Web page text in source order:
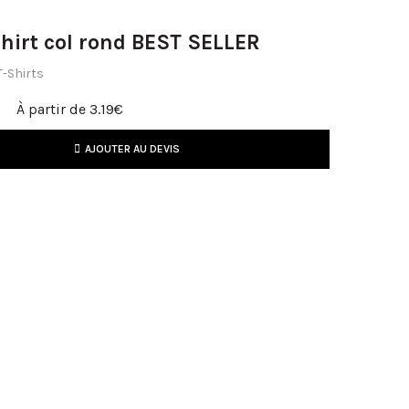
col rond BEST SELLER
Shirts
À partir de 3.19€
AJOUTER AU DEVIS